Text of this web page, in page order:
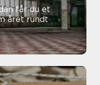
får du et
året rundt